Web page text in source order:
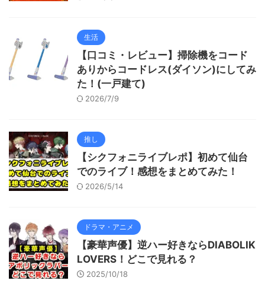
生活
【口コミ・レビュー】掃除機をコード
ありからコードレス(ダイソン)にしてみ
た！(一戸建て)
2026/7/9
推し
【シクフォニライブレポ】初めて仙台
でのライブ！感想をまとめてみた！
2026/5/14
ドラマ・アニメ
【豪華声優】逆ハー好きならDIABOLIK
LOVERS！どこで見れる？
2025/10/18